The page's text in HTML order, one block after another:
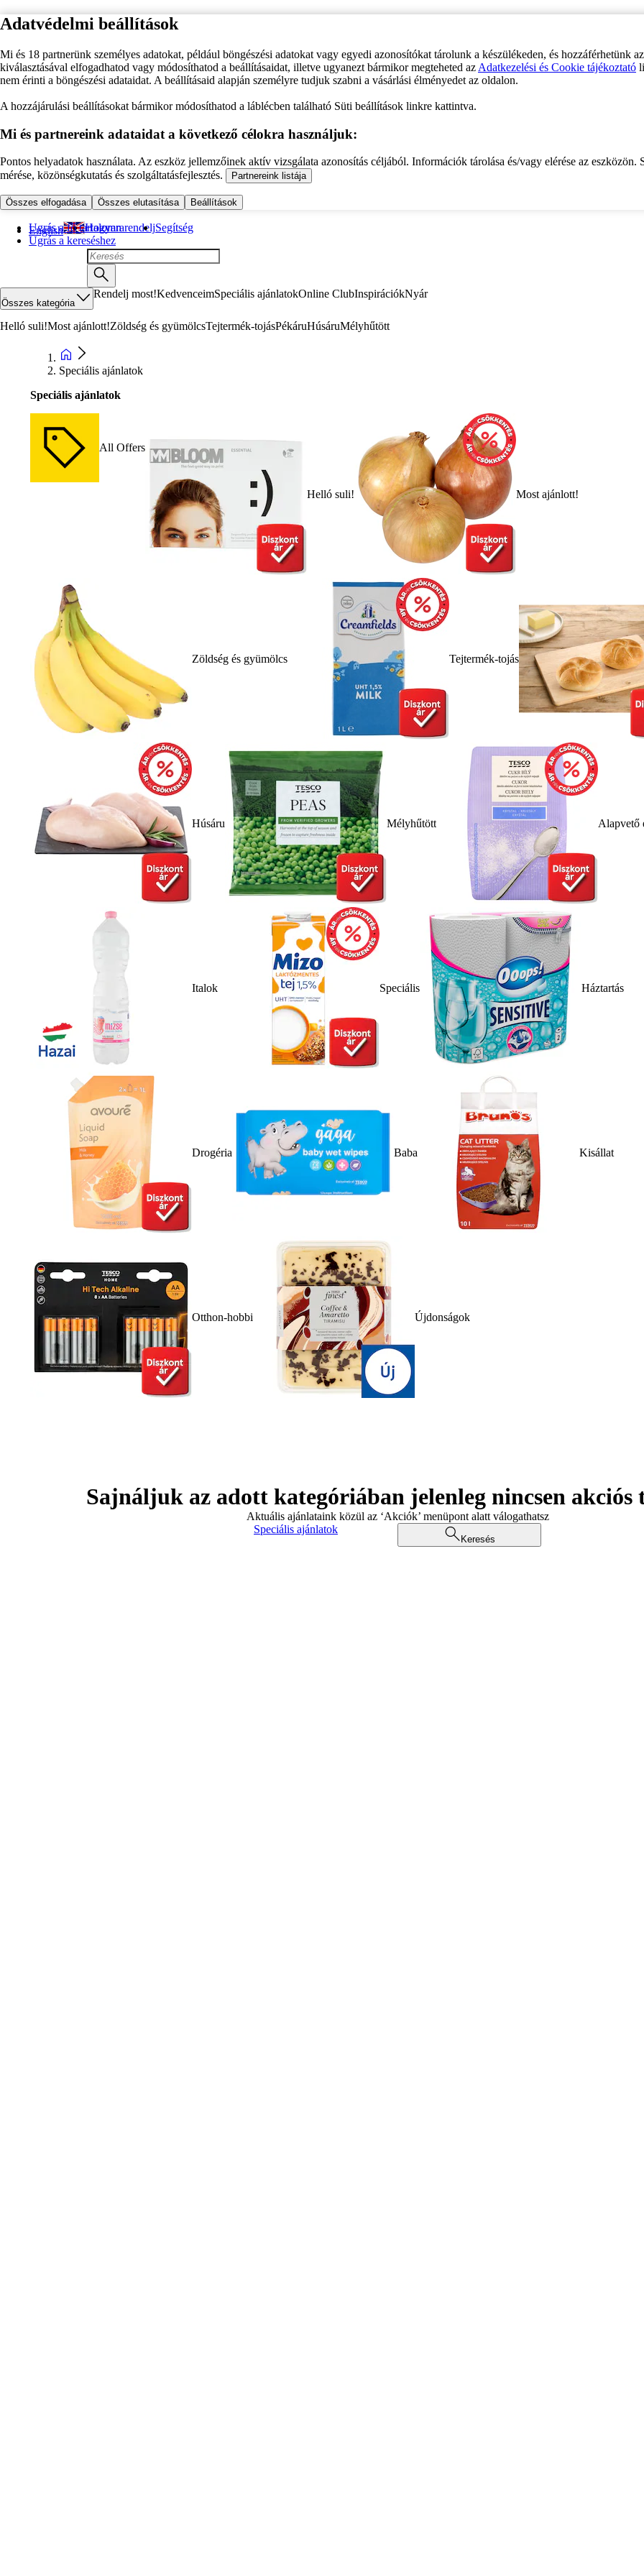
Adatvédelmi beállítások
Mi és 18 partnerünk személyes adatokat, például böngészési adatokat vagy egyedi azonosítókat tárolunk a készülékeden, és hozzáférhetünk
kiválasztásával elfogadhatod vagy módosíthatod a beállításaidat, illetve ugyanezt bármikor megteheted az Adatkezelési és Cookie tájékoztató
nem érinti a böngészési adataidat. A beállításaid alapján személyre tudjuk szabni a vásárlási élményedet az oldalon.
A hozzájárulási beállításokat bármikor módosíthatod a láblécben található Süti beállítások linkre kattintva.
Mi és partnereink adataidat a következő célokra használjuk:
Pontos helyadatok használata. Az eszköz jellemzőinek aktív vizsgálata azonosítás céljából. Információk tárolása és/vagy elérése az eszközön.
mérése, közönségkutatás és szolgáltatásfejlesztés.
Partnereink listája
Összes elfogadása Összes elutasítása Beállítások
Ugrás a fő tartalomra
Ugrás a kereséshez
English Hogyan rendeljSegítség
Összes kategória
Rendelj most!KedvenceimSpeciális ajánlatokOnline ClubInspirációkNyár
Helló suli!Most ajánlott!Zöldség és gyümölcsTejtermék-tojásPékáruHúsáruMélyhűtött
Speciális ajánlatok
Speciális ajánlatok
All Offers
Helló suli! Most ajánlott!
Zöldség és gyümölcs Tejtermék-tojás
Húsáru Mélyhűtött Alapvető
Italok Speciális Háztartás
Drogéria Baba Kisállat
Otthon-hobbi Újdonságok
Sajnáljuk az adott kategóriában jelenleg nincsen akciós
Aktuális ajánlataink közül az ‘Akciók’ menüpont alatt válogathatsz
Speciális ajánlatok
Keresés